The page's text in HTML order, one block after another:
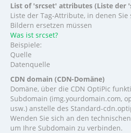
List of 'srcset' attributes (Liste der
Liste der Tag-Attribute, in denen
Bildern ersetzen müssen
Was ist srcset?
Beispiele:
Quelle
Datenquelle
CDN domain (CDN-Domäne)
Domäne, über die CDN OptiPic
Subdomain (img.yourdomain.com,
usw.) anstelle des Standard-
Wenden Sie sich an den
um Ihre Subdomain zu verbinden.